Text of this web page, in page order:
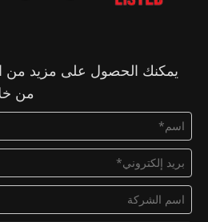
يمكنك الحصول على مزيد من
من